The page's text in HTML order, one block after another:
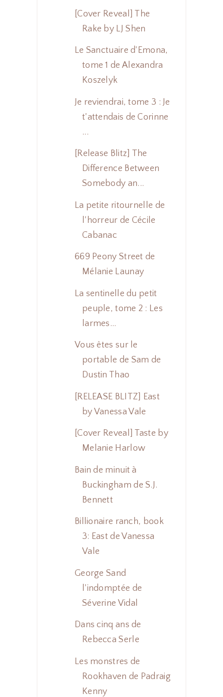
[Cover Reveal] The
Rake by LJ Shen
Le Sanctuaire d'Emona,
tome 1 de Alexandra
Koszelyk
Je reviendrai, tome 3 : Je
t'attendais de Corinne
...
[Release Blitz] The
Difference Between
Somebody an...
La petite ritournelle de
l'horreur de Cécile
Cabanac
669 Peony Street de
Mélanie Launay
La sentinelle du petit
peuple, tome 2 : Les
larmes...
Vous êtes sur le
portable de Sam de
Dustin Thao
[RELEASE BLITZ] East
by Vanessa Vale
[Cover Reveal] Taste by
Melanie Harlow
Bain de minuit à
Buckingham de S.J.
Bennett
Billionaire ranch, book
3: East de Vanessa
Vale
George Sand
l'indomptée de
Séverine Vidal
Dans cinq ans de
Rebecca Serle
Les monstres de
Rookhaven de Padraig
Kenny